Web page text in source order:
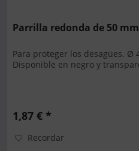
Parrilla redonda de 50
Para proteger los desagües. Ø
Disponible en negro y
1,87 € *
Recordar